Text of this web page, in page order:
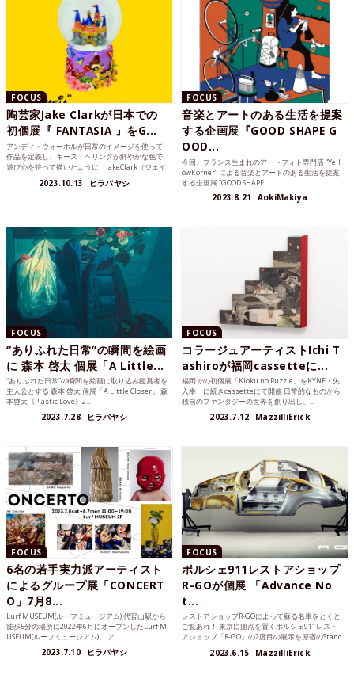
FOCUS
陶芸家Jake Clarkが日本での
初個展『 FANTASIA 』をG...
アンディ・ウォーホルが日常のイメージを使って
作品を定義し、キース・ヘリングが鮮やかな色で
遊び心を持って描いたように、JakeClark（ジェイ
2023.10.13 ヒラバヤシ
FOCUS
音楽とアートのある生活を提案
する企画展『GOOD SHAPE G
OOD...
今回、フランス生まれのアートフォト専門店 “Yell
owKorner” による音楽とアートのある生活を提案
する企画展 “GOOD SHAPE...
2023.8.21 AokiMakiya
FOCUS
“ありふれた日常”の瞬間を絵画
に 森本 啓太 個展「A Little...
“ありふれた日常”の瞬間を絵画に取り込み鑑賞者を
主人公とする 森本 啓太 個展「A Little Closer」 森
本啓太《Plastic Love》2...
2023.7.28 ヒラバヤシ
FOCUS
コラージュアーティストIchi T
ashiroが福岡cassetteに...
福岡での初個展「Kioku no Puzzle」をKYNE・矢
入幸一に続きcassetteにて開催 日常的なものから
独自のファンタジーの世界を創り出し、...
2023.7.12 MazzilliErick
FOCUS
6名の若手実力派アーティスト
によるグループ展「CONCERT
O」7月8...
Lurf MUSEUM(ルーフミュージアム) 代官山駅から
徒歩5分の場所に2022年6月にオープンしたLurf M
USEUM(ルーフミュージアム)。 ア...
2023.7.10 ヒラバヤシ
FOCUS
ポルシェ911レストアショップ
R-GOが個展 「Advance No
t...
レストアショップR-GOによって蘇る名車をとくと
ご覧あれ！ 東京に拠点を置くポルシェ911レスト
アショップ「R-GO」の2度目の展示を原宿のStand
2023.6.15 MazzilliErick